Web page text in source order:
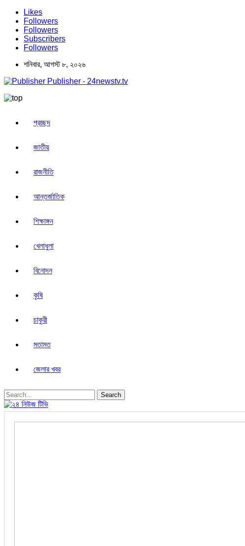
Likes
Followers
Followers
Subscribers
Followers
শনিবার, আগস্ট ৮, ২০২৬
Publisher - 24newstv.tv
প্রচ্ছদ
জাতীয়
রাজনীতি
আন্তর্জাতিক
শিক্ষাঙ্গন
খেলাধুলা
বিনোদন
কৃষি
চাকুরী
মতামত
জেলার খবর